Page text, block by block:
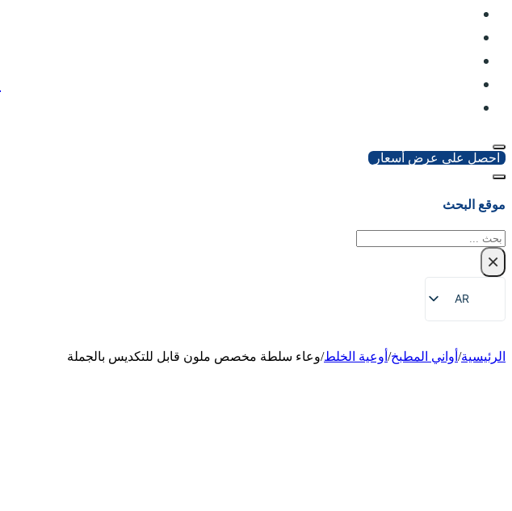
احصل على عرض أسعار
موقع البحث
بحث
×
AR
EN
ZH
الرئيسية/ أواني المطبخ/ أوعية الخلط/وعاء سلطة مخصص ملون قابل للتكديس بالجملة